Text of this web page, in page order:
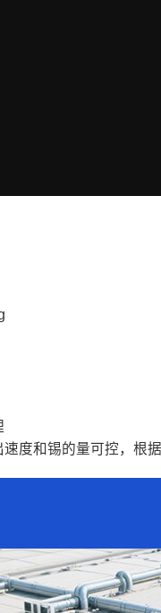
度和锡的量可控，根